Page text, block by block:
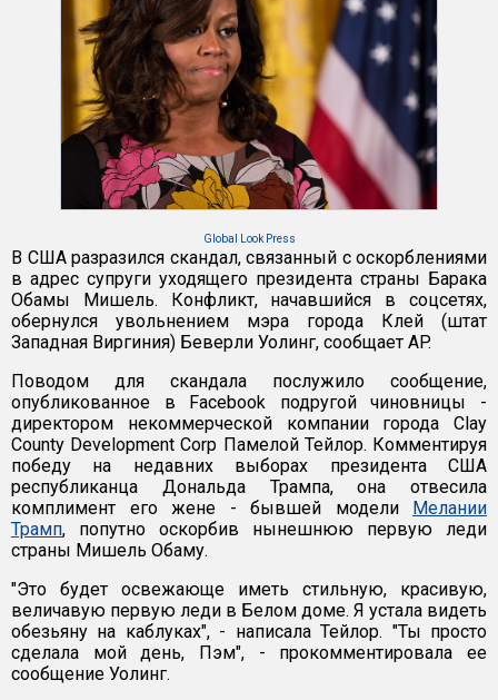
Global Look Press
В США разразился скандал, связанный с оскорблениями
в адрес супруги уходящего президента страны Барака
Обамы Мишель. Конфликт, начавшийся в соцсетях,
обернулся увольнением мэра города Клей (штат
Западная Виргиния) Беверли Уолинг, сообщает AP.
Поводом для скандала послужило сообщение,
опубликованное в Facebook подругой чиновницы -
директором некоммерческой компании города Clay
County Development Corp Памелой Тейлор. Комментируя
победу на недавних выборах президента США
республиканца Дональда Трампа, она отвесила
комплимент его жене - бывшей модели Мелании
Трамп, попутно оскорбив нынешнюю первую леди
страны Мишель Обаму.
"Это будет освежающе иметь стильную, красивую,
величавую первую леди в Белом доме. Я устала видеть
обезьяну на каблуках", - написала Тейлор. "Ты просто
сделала мой день, Пэм", - прокомментировала ее
сообщение Уолинг.